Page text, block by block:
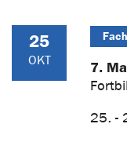
25
OKT 7.
25. -